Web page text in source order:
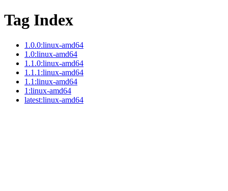
Tag Index
1.0.0:linux-amd64
1.0:linux-amd64
1.1.0:linux-amd64
1.1.1:linux-amd64
1.1:linux-amd64
1:linux-amd64
latest:linux-amd64